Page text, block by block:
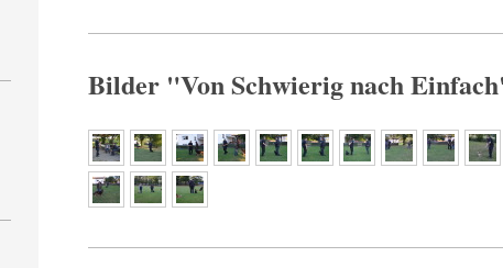
Bilder "Von Schwierig nach